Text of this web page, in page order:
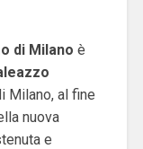
di Milano è
Milano, al fine
nuova
e